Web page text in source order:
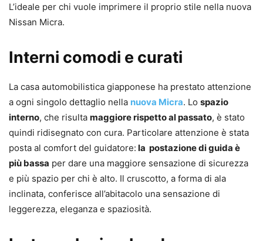
L’ideale per chi vuole imprimere il proprio stile nella nuova
Nissan Micra.
Interni comodi e curati
La casa automobilistica giapponese ha prestato attenzione
a ogni singolo dettaglio nella nuova Micra. Lo spazio
interno, che risulta maggiore rispetto al passato, è stato
quindi ridisegnato con cura. Particolare attenzione è stata
posta al comfort del guidatore: la postazione di guida è
più bassa per dare una maggiore sensazione di sicurezza
e più spazio per chi è alto. Il cruscotto, a forma di ala
inclinata, conferisce all’abitacolo una sensazione di
leggerezza, eleganza e spaziosità.